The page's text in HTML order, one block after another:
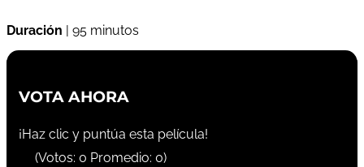
Duración | 95 minutos
VOTA AHORA
¡Haz clic y puntúa esta película!
(Votos: 0 Promedio: 0)